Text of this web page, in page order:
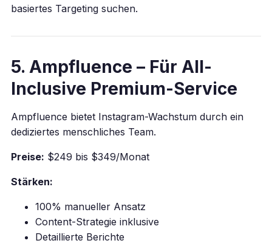
basiertes Targeting suchen.
5. Ampfluence – Für All-
Inclusive Premium-Service
Ampfluence bietet Instagram-Wachstum durch ein
dediziertes menschliches Team.
Preise: $249 bis $349/Monat
Stärken:
100% manueller Ansatz
Content-Strategie inklusive
Detaillierte Berichte